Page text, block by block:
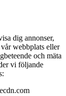
dig annonser,
webbplats eller
och mäta
vi följande